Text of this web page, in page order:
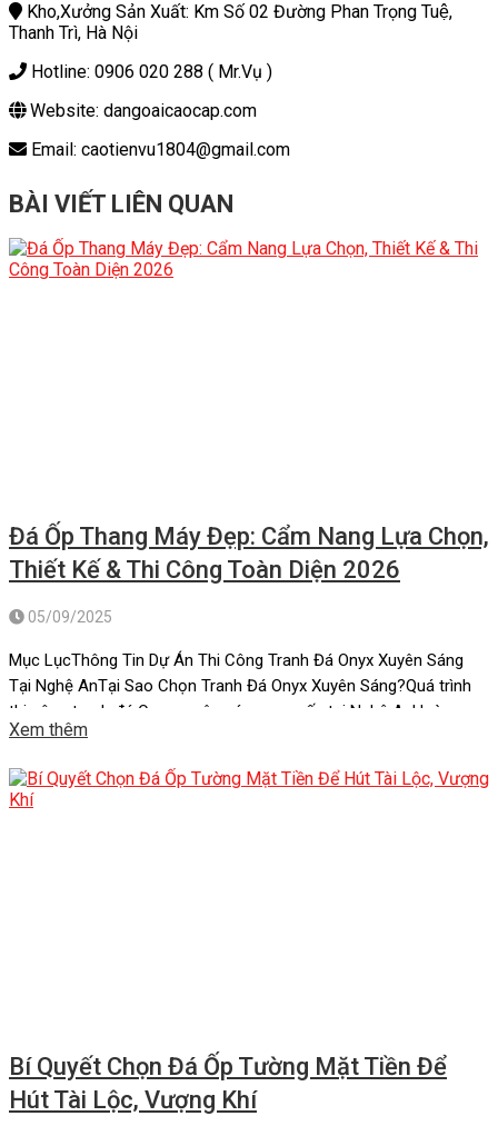
Kho,Xưởng Sản Xuất: Km Số 02 Đường Phan Trọng Tuệ,
Thanh Trì, Hà Nội
Hotline: 0906 020 288 ( Mr.Vụ )
Website: dangoaicaocap.com
Email: caotienvu1804@gmail.com
BÀI VIẾT LIÊN QUAN
Đá Ốp Thang Máy Đẹp: Cẩm Nang Lựa Chọn,
Thiết Kế & Thi Công Toàn Diện 2026
05/09/2025
Mục LụcThông Tin Dự Án Thi Công Tranh Đá Onyx Xuyên Sáng
Tại Nghệ AnTại Sao Chọn Tranh Đá Onyx Xuyên Sáng?Quá trình
thi công tranh đá Onyx xuyên sáng cao cấp tại Nghệ AnHoàn
thành công trình tranh đá Onyx xuyên sáng cao cấp tại Nghệ
Xem thêm
Bí Quyết Chọn Đá Ốp Tường Mặt Tiền Để
Hút Tài Lộc, Vượng Khí